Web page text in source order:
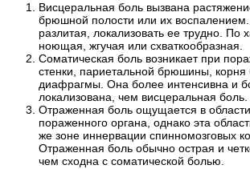
Висцеральная боль вызвана
брюшной полости или их
разлитая, локализовать ее трудно. По
ноющая, жгучая или схваткообразная.
Соматическая боль возникает при
стенки, париетальной брюшины,
диафрагмы. Она более интенсивна и
локализована, чем висцеральная боль.
Отраженная боль ощущается в
пораженного органа, однако эта
же зоне иннервации спинномозговых
Отраженная боль обычно острая и
чем сходна с соматической болью.